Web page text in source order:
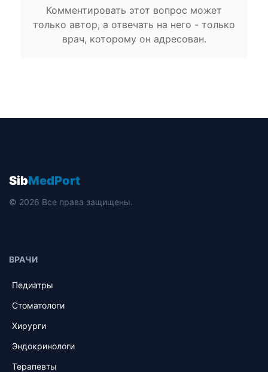
Комментировать этот вопрос может
только автор, а отвечать на него - только
врач, которому он адресован.
SibMedPort
© 2026 Все права защищены.
ВРАЧИ
Педиатры
Стоматологи
Хирурги
Эндокринологи
Терапевты